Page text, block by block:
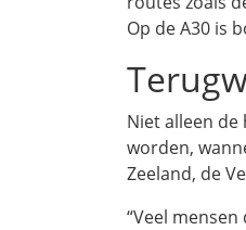
Op de A30 is
Niet alleen
worden,
Zeeland, de
“Veel